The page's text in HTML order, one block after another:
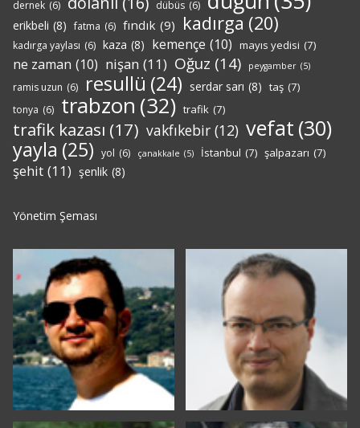
dernek (6) dübüs (6)
erikbeli (8) fatma (6) fındık (9) kadırga (20)
kadırga yaylası (6) kaza (8) kemençe (10) mayıs yedisi (7)
ne zaman (10) nişan (11) Oğuz (14) peygamber (5)
ramis uzun (6) resullü (24) serdar sarı (8) taş (7)
tonya (6) trabzon (32) trafik (7)
trafik kazası (17) vakfıkebir (12) vefat (30)
yayla (25) yol (6) çanakkale (5) İstanbul (7) şalpazarı (7)
şehit (11) şenlik (8)
Yönetim Şeması